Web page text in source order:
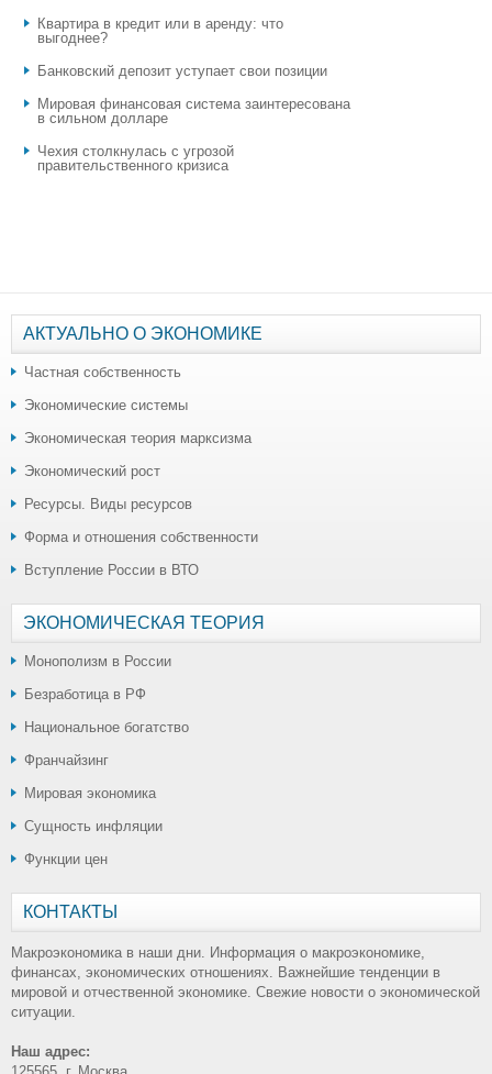
Квартира в кредит или в аренду: что
выгоднее?
​Банковский депозит уступает свои позиции
Мировая финансовая система заинтересована
в сильном долларе
Чехия столкнулась с угрозой
правительственного кризиса
АКТУАЛЬНО О ЭКОНОМИКЕ
Частная собственность
Экономические системы
Экономическая теория марксизма
Экономический рост
Ресурсы. Виды ресурсов
Форма и отношения собственности
Вступление России в ВТО
ЭКОНОМИЧЕСКАЯ ТЕОРИЯ
Монополизм в России
Безработица в РФ
Национальное богатство
Франчайзинг
Мировая экономика
Сущность инфляции
Функции цен
КОНТАКТЫ
Макроэкономика в наши дни. Информация о макроэкономике,
финансах, экономических отношениях. Важнейшие тенденции в
мировой и отчественной экономике. Свежие новости о экономической
ситуации.
Наш адрес: